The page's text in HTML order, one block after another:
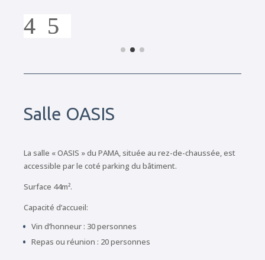
Salle OASIS
La salle « OASIS » du PAMA, située au rez-de-chaussée, est
accessible par le coté parking du bâtiment.
Surface 44m².
Capacité d’accueil:
Vin d’honneur : 30 personnes
Repas ou réunion : 20 personnes